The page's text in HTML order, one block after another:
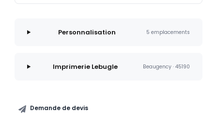
Personnalisation 5 emplacements
Imprimerie Lebugle Beaugency · 45190
Demande de devis